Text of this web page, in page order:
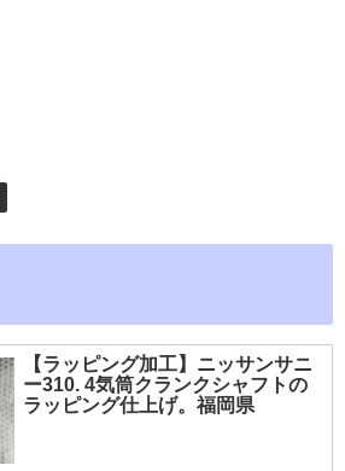
【ラッピング加工】ニッサンサニ
ー310. 4気筒クランクシャフトの
ラッピング仕上げ。福岡県